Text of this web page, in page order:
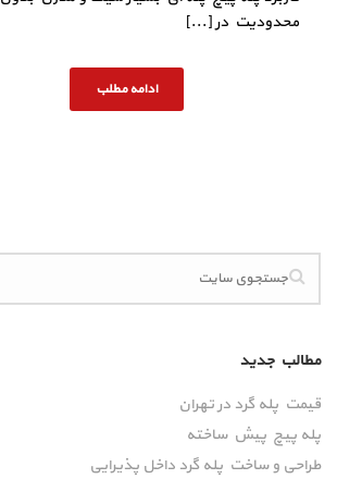
محدوديت در [...]
ادامه مطلب
مطالب جدید
قیمت پله گرد در تهران
پله پیچ پیش‌ ساخته
طراحی و ساخت پله گرد داخل پذیرایی